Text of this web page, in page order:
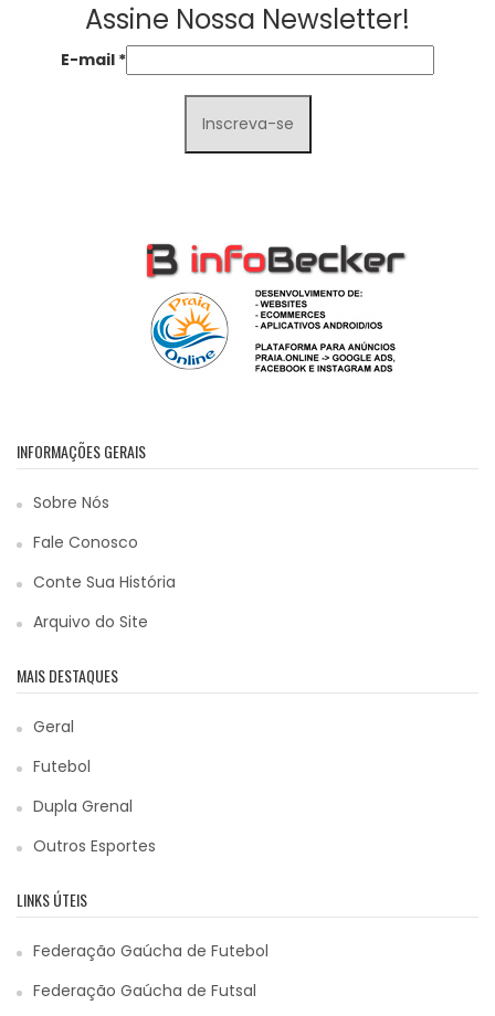
Assine Nossa Newsletter!
E-mail *
INFORMAÇÕES GERAIS
Sobre Nós
Fale Conosco
Conte Sua História
Arquivo do Site
MAIS DESTAQUES
Geral
Futebol
Dupla Grenal
Outros Esportes
LINKS ÚTEIS
Federação Gaúcha de Futebol
Federação Gaúcha de Futsal